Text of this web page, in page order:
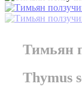
Тимьян
Thymus